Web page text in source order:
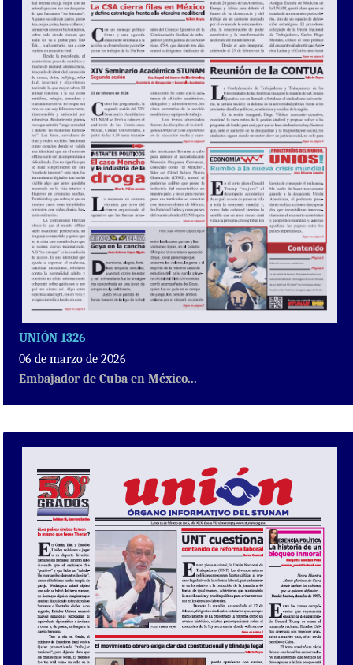
UNIÓN 1326
06 de marzo de 2026
Embajador de Cuba en México...